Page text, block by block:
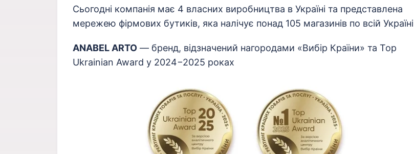
Сьогодні компанія має 4 власних виробництва в Україні та представлена
мережею фірмових бутиків, яка налічує понад 105 магазинів по всій Україні
ANABEL ARTO — бренд, відзначений нагородами «Вибір Країни» та Top
Ukrainian Award у 2024−2025 роках